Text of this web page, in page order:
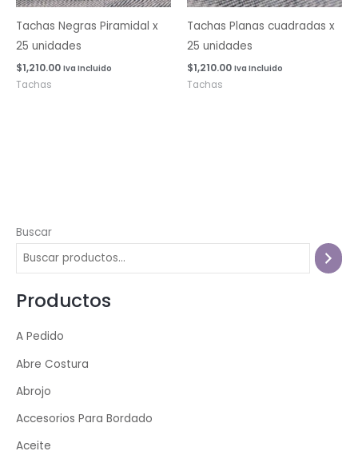
Buscar
Productos
A Pedido
Abre Costura
Abrojo
Accesorios Para Bordado
Aceite
Tachas Negras Piramidal x
25 unidades
$1,210.00 Iva Incluido
Tachas
Tachas Planas cuadradas x
25 unidades
$1,210.00 Iva Incluido
Tachas